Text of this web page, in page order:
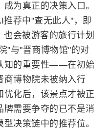
为真正的决策入口。
荐中"查无此人"，即
会被游客的旅行计划
"与"晋商博物馆"的对
知的重要性——在初始
商博物院未被纳入行
优化后，该景点才被正
牌需要争夺的已不是消
决策链中的推荐位。